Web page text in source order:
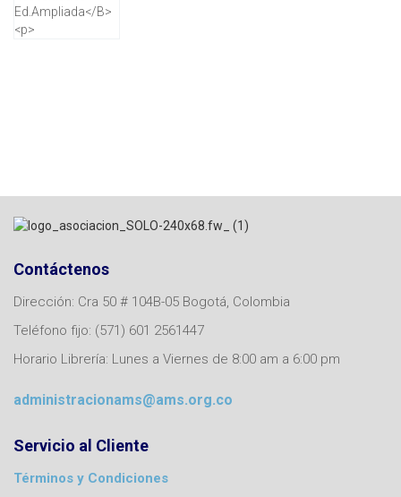
Contáctenos
Dirección: Cra 50 # 104B-05 Bogotá, Colombia
Teléfono fijo: (571) 601 2561447
Horario Librería: Lunes a Viernes de 8:00 am a 6:00 pm
administracionams@ams.org.co
Servicio al Cliente
Términos y Condiciones